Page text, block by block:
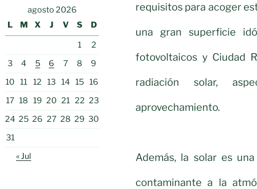
agosto 2026
L
M X J V S D
1
2
3
4 5 6 7 8
9
10
11 12 13 14 15 16
17 18 19 20 21 22 23
24 25 26 27 28 29 30
31
« Jul
requisitos para acoger
una gran superficie
fotovoltaicos y Ciudad
radiación solar,
aprovechamiento.
Además, la solar es
contaminante a la